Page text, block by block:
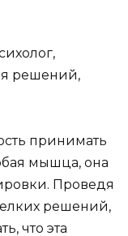
решений,
принимать
мышца, она
Проведя
решений,
что эта